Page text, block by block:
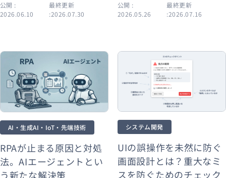
公開 :
2026.06.10
最終更新
:2026.07.30
公開 :
2026.05.26
最終更新
:2026.07.16
AI・生成AI・IoT・先端技術
RPAが止まる原因と対処
法。AIエージェントとい
う新たな解決策
システム開発
UIの誤操作を未然に防ぐ
画面設計とは？重大なミ
スを防ぐためのチェック